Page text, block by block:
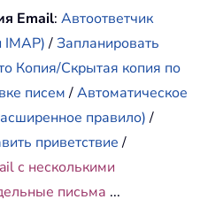
Email:Автоответчик
IMAP)/Запланировать
Копия/Скрытая копия по
писем/Автоматическое
правило)/
приветствие/
с несколькими
письма ...